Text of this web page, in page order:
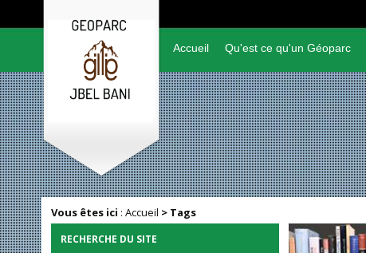
Accueil Qu'est ce qu'un Géoparc
Vous êtes ici :Accueil > Tags
RECHERCHE DU SITE